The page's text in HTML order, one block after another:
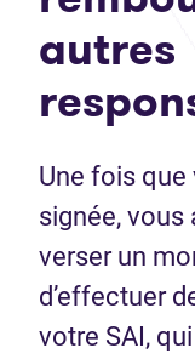
autres
Une fois
signée, vous
verser un
d’effectuer
votre SAI,